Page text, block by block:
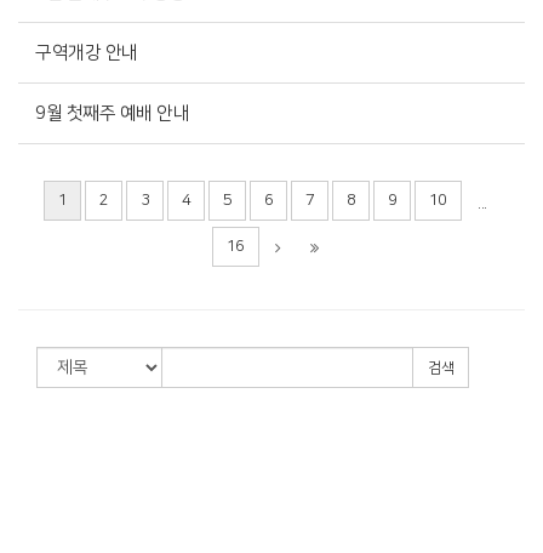
구역개강 안내
9월 첫째주 예배 안내
1 2 3 4 5 6 7 8 9 10
16
검색